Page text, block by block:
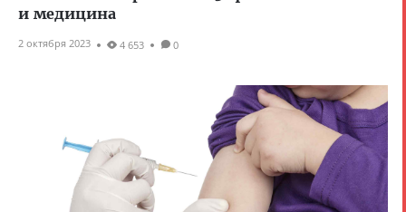
и медицина
2 октября 2023 4 653 0